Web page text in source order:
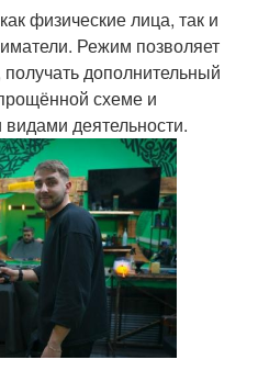
физические лица, так и
Режим позволяет
получать дополнительный
схеме и
деятельности.